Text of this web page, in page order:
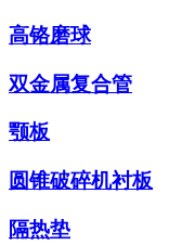
高铬磨球
双金属复合管
颚板
圆锥破碎机衬板
隔热垫